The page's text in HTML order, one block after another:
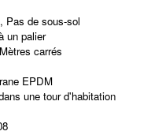
Pas de sous-sol
un palier
carrés
EPDM
une tour d'habitation